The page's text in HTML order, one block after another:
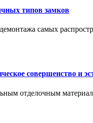
типов замков
самых
совершенство и
отделочным